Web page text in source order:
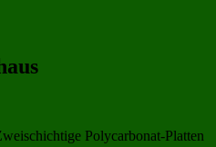
Polycarbonat-Platten